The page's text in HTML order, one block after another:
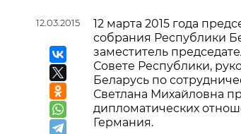
12.03.2015
12 марта 2015 года
собрания Республики
заместитель
Совете Республики,
Беларусь по
Светлана Михайловна
дипломатических
Германия.